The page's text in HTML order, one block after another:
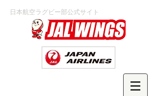
日本航空ラグビー部公式サイト